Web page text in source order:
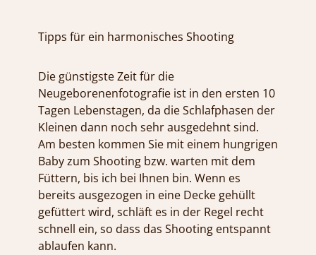
Tipps für ein harmonisches Shooting
Die günstigste Zeit für die
Neugeborenenfotografie ist in den ersten 10
Tagen Lebenstagen, da die Schlafphasen der
Kleinen dann noch sehr ausgedehnt sind.
Am besten kommen Sie mit einem hungrigen
Baby zum Shooting bzw. warten mit dem
Füttern, bis ich bei Ihnen bin. Wenn es
bereits ausgezogen in eine Decke gehüllt
gefüttert wird, schläft es in der Regel recht
schnell ein, so dass das Shooting entspannt
ablaufen kann.